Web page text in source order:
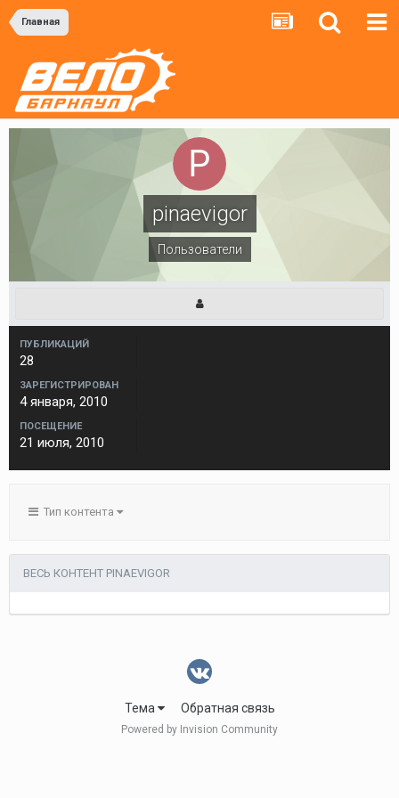
Главная
pinaevigor
Пользователи
ПУБЛИКАЦИЙ
28
ЗАРЕГИСТРИРОВАН
4 января, 2010
ПОСЕЩЕНИЕ
21 июля, 2010
Тип контента
ВЕСЬ КОНТЕНТ PINAEVIGOR
Тема Обратная связь
Powered by Invision Community